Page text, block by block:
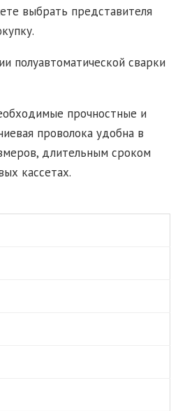
выбрать представителя
полуавтоматической сварки
прочностные и
проволока удобна в
длительным сроком
кассетах.